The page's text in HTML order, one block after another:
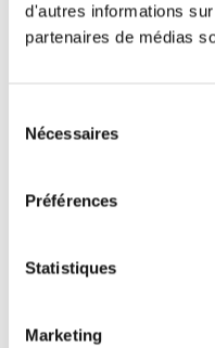
d'autres informations
partenaires de médias
Nécessaires
Préférences
Statistiques
Marketing
Il faut prévenir
Tu n’aimais pas les
7. Forme un adverbe